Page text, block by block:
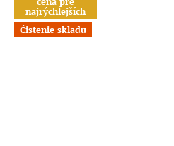
najrýchlejších
Čistenie skladu